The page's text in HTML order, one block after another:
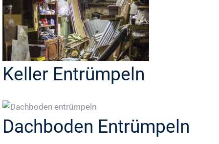
Keller Entrümpeln
Dachboden Entrümpeln